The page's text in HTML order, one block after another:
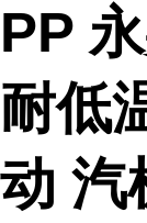
PP
耐低
动 汽